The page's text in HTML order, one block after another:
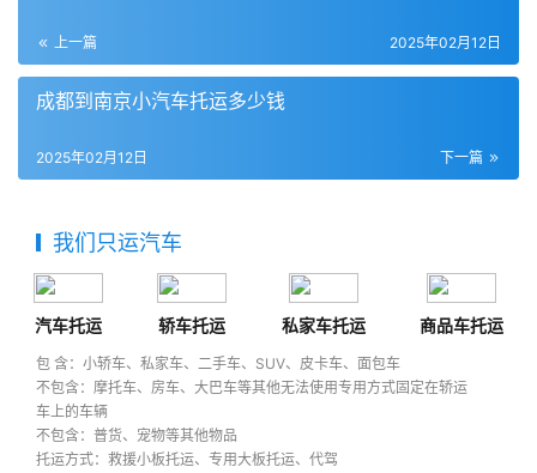
上一篇 2025年02月12日
成都到南京小汽车托运多少钱
下一篇
2025年02月12日
我们只运汽车
汽车托运 轿车托运 私家车托运 商品车托运
包 含：小轿车、私家车、二手车、SUV、皮卡车、面包车
不包含：摩托车、房车、大巴车等其他无法使用专用方式固定在轿运
车上的车辆
不包含：普货、宠物等其他物品
托运方式：救援小板托运、专用大板托运、代驾